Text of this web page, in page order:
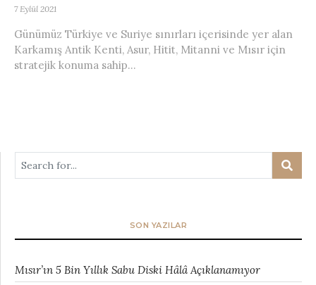
7 Eylül 2021
Günümüz Türkiye ve Suriye sınırları içerisinde yer alan
Karkamış Antik Kenti, Asur, Hitit, Mitanni ve Mısır için
stratejik konuma sahip...
SON YAZILAR
Mısır’ın 5 Bin Yıllık Sabu Diski Hâlâ Açıklanamıyor